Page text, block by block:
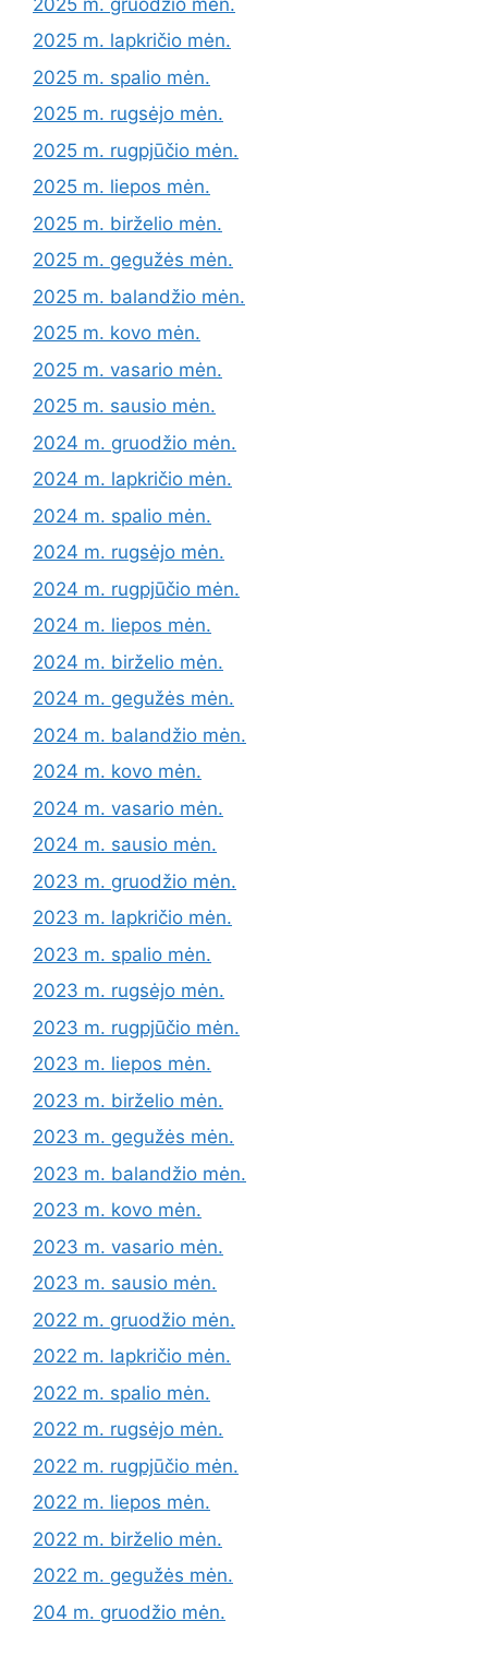
2025 m. lapkričio mėn.
2025 m. spalio mėn.
2025 m. rugsėjo mėn.
2025 m. rugpjūčio mėn.
2025 m. liepos mėn.
2025 m. birželio mėn.
2025 m. gegužės mėn.
2025 m. balandžio mėn.
2025 m. kovo mėn.
2025 m. vasario mėn.
2025 m. sausio mėn.
2024 m. gruodžio mėn.
2024 m. lapkričio mėn.
2024 m. spalio mėn.
2024 m. rugsėjo mėn.
2024 m. rugpjūčio mėn.
2024 m. liepos mėn.
2024 m. birželio mėn.
2024 m. gegužės mėn.
2024 m. balandžio mėn.
2024 m. kovo mėn.
2024 m. vasario mėn.
2024 m. sausio mėn.
2023 m. gruodžio mėn.
2023 m. lapkričio mėn.
2023 m. spalio mėn.
2023 m. rugsėjo mėn.
2023 m. rugpjūčio mėn.
2023 m. liepos mėn.
2023 m. birželio mėn.
2023 m. gegužės mėn.
2023 m. balandžio mėn.
2023 m. kovo mėn.
2023 m. vasario mėn.
2023 m. sausio mėn.
2022 m. gruodžio mėn.
2022 m. lapkričio mėn.
2022 m. spalio mėn.
2022 m. rugsėjo mėn.
2022 m. rugpjūčio mėn.
2022 m. liepos mėn.
2022 m. birželio mėn.
2022 m. gegužės mėn.
204 m. gruodžio mėn.